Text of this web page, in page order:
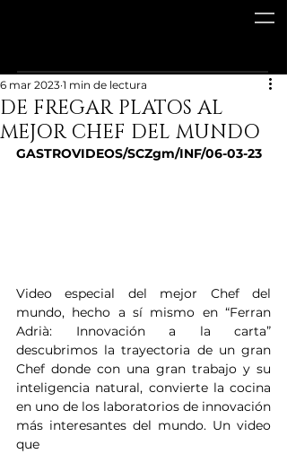
DE FREGAR PLATOS AL
MEJOR CHEF DEL MUNDO
6 mar 2023 1 min de lectura
GASTROVIDEOS/SCZgm/INF/06-03-23
Video especial del mejor Chef del
mundo, hecho a sí mismo en “Ferran
Adrià: Innovación a la carta”
descubrimos la trayectoria de un gran
Chef donde con una gran trabajo y su
inteligencia natural, convierte la cocina
en uno de los laboratorios de innovación
más interesantes del mundo. Un video
que